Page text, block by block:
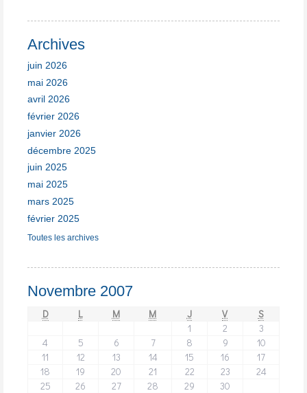
Archives
juin 2026
mai 2026
avril 2026
février 2026
janvier 2026
décembre 2025
juin 2025
mai 2025
mars 2025
février 2025
Toutes les archives
Novembre 2007
D L M M J V
S
1
2
3
4
5 6 7 8 9
10
11
12 13 14 15 16
17
18
19 20 21 22 23
24
25
26 27 28 29 30